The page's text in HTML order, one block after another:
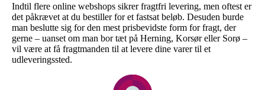
Indtil flere online webshops sikrer fragtfri levering, men oftest er
det påkrævet at du bestiller for et fastsat beløb. Desuden burde
man beslutte sig for den mest prisbevidste form for fragt, der
gerne – uanset om man bor tæt på Herning, Korsør eller Sorø –
vil være at få fragtmanden til at levere dine varer til et
udleveringssted.